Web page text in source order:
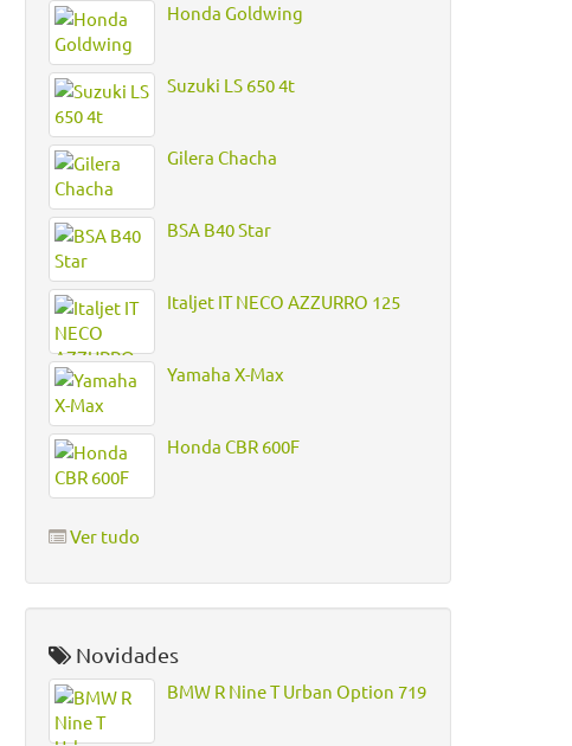
Honda Goldwing
Suzuki LS 650 4t
Gilera Chacha
BSA B40 Star
Italjet IT NECO AZZURRO 125
Yamaha X-Max
Honda CBR 600F
Ver tudo
Novidades
BMW R Nine T Urban Option 719